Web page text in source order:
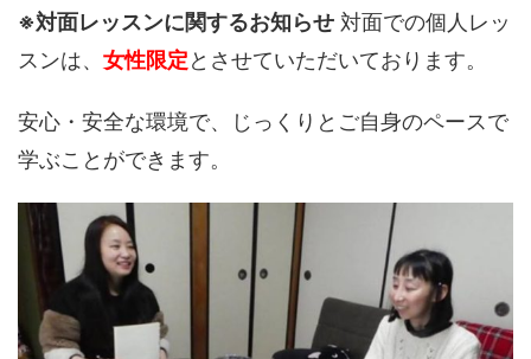
※対面レッスンに関するお知らせ 対面での個人レッ
スンは、 女性限定とさせていただいております。
安心・安全な環境で、じっくりとご自身のペースで
学ぶことができます。